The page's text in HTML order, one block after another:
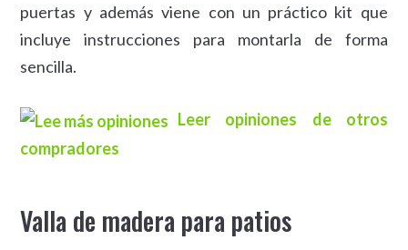
puertas y además viene con un práctico kit que
incluye instrucciones para montarla de forma
sencilla.
Leer opiniones de otros
compradores
Valla de madera para patios